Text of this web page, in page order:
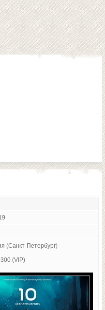
(Санкт-Петербург)
(VIP)